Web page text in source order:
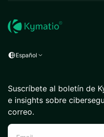
Español
Suscríbete al boletín de
e insights sobre
correo.